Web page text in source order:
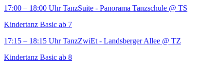
17:00 – 18:00 Uhr TanzSuite - Panorama Tanzschule @ TS
Kindertanz Basic ab 7
17:15 – 18:15 Uhr TanzZwiEt - Landsberger Allee @ TZ
Kindertanz Basic ab 8